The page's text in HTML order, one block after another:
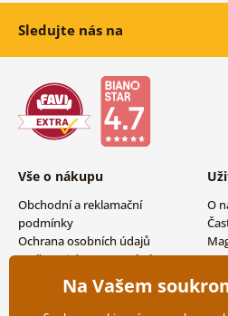
Sledujte nás na
Vše o nákupu
Obchodní a reklamační
podmínky
Ochrana osobních údajů
Možnosti dopravy a platby
Vrácení zboží
O
Na Vašem